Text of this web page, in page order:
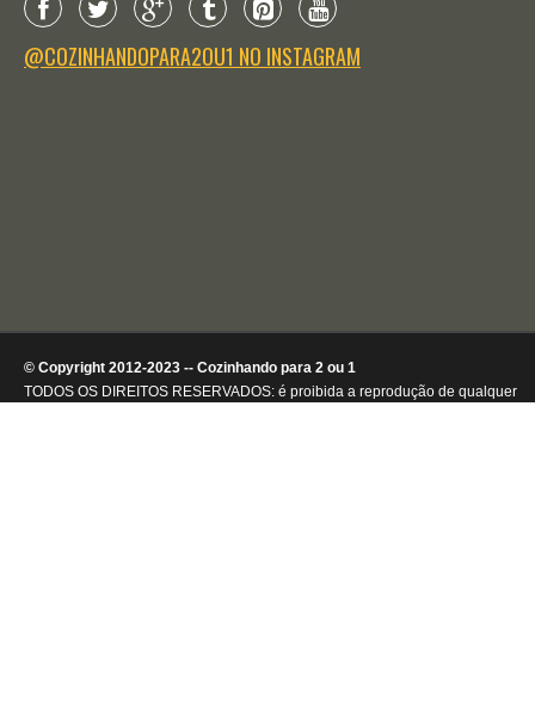
@COZINHANDOPARA2OU1 NO INSTAGRAM
© Copyright 2012-2023 -- Cozinhando para 2 ou 1
TODOS OS DIREITOS RESERVADOS: é proibida a reprodução de qualquer